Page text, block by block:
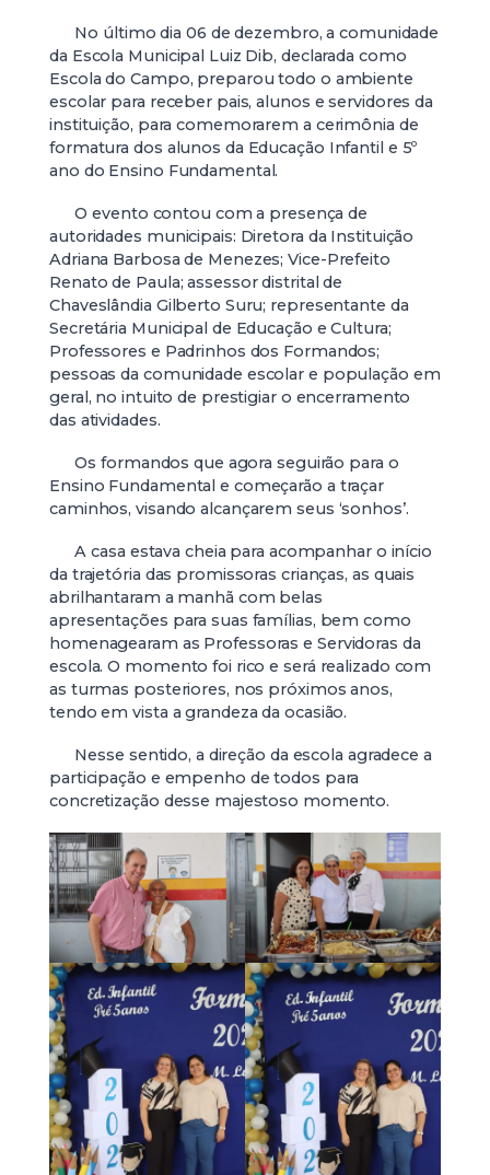
No último dia 06 de dezembro, a comunidade
da Escola Municipal Luiz Dib, declarada como
Escola do Campo, preparou todo o ambiente
escolar para receber pais, alunos e servidores da
instituição, para comemorarem a cerimônia de
formatura dos alunos da Educação Infantil e 5º
ano do Ensino Fundamental.
O evento contou com a presença de
autoridades municipais: Diretora da Instituição
Adriana Barbosa de Menezes; Vice-Prefeito
Renato de Paula; assessor distrital de
Chaveslândia Gilberto Suru; representante da
Secretária Municipal de Educação e Cultura;
Professores e Padrinhos dos Formandos;
pessoas da comunidade escolar e população em
geral, no intuito de prestigiar o encerramento
das atividades.
Os formandos que agora seguirão para o
Ensino Fundamental e começarão a traçar
caminhos, visando alcançarem seus ‘sonhos’.
A casa estava cheia para acompanhar o início
da trajetória das promissoras crianças, as quais
abrilhantaram a manhã com belas
apresentações para suas famílias, bem como
homenagearam as Professoras e Servidoras da
escola. O momento foi rico e será realizado com
as turmas posteriores, nos próximos anos,
tendo em vista a grandeza da ocasião.
Nesse sentido, a direção da escola agradece a
participação e empenho de todos para
concretização desse majestoso momento.